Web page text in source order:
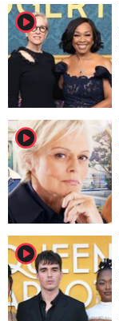
player2
player2
player2